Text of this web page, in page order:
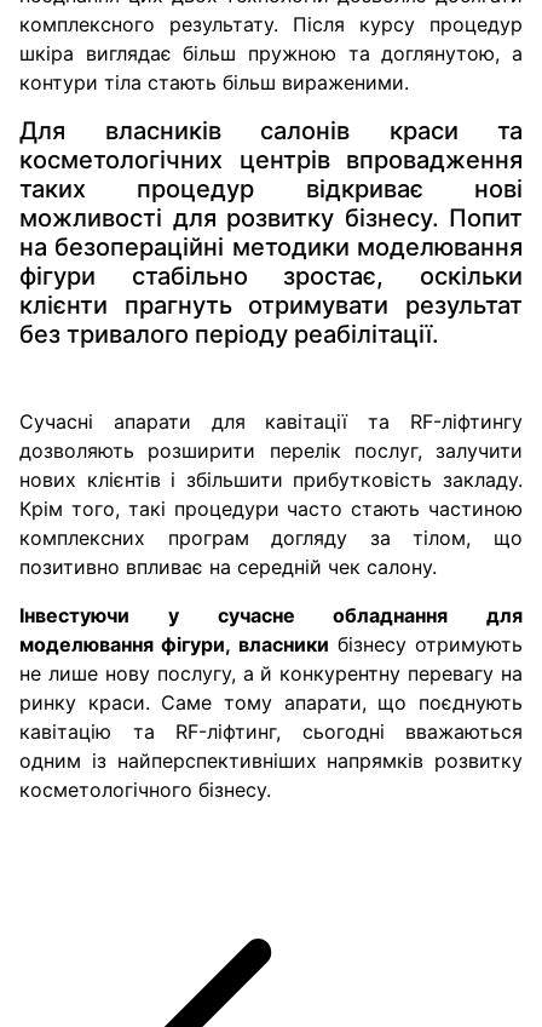
комплексного результату. Після курсу процедур
шкіра виглядає більш пружною та доглянутою, а
контури тіла стають більш вираженими.
Для власників салонів краси та
косметологічних центрів впровадження
таких процедур відкриває нові
можливості для розвитку бізнесу. Попит
на безопераційні методики моделювання
фігури стабільно зростає, оскільки
клієнти прагнуть отримувати результат
без тривалого періоду реабілітації.
Сучасні апарати для кавітації та RF-ліфтингу
дозволяють розширити перелік послуг, залучити
нових клієнтів і збільшити прибутковість закладу.
Крім того, такі процедури часто стають частиною
комплексних програм догляду за тілом, що
позитивно впливає на середній чек салону.
Інвестуючи у сучасне обладнання для
моделювання фігури, власники бізнесу отримують
не лише нову послугу, а й конкурентну перевагу на
ринку краси. Саме тому апарати, що поєднують
кавітацію та RF-ліфтинг, сьогодні вважаються
одним із найперспективніших напрямків розвитку
косметологічного бізнесу.